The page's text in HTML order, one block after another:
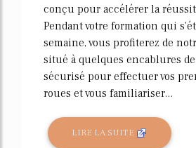
conçu pour accélérer la
Pendant votre formation qui
semaine, vous profiterez de
situé à quelques encablures
sécurisé pour effectuer vos
roues et vous familiariser...
LIRE LA SUITE